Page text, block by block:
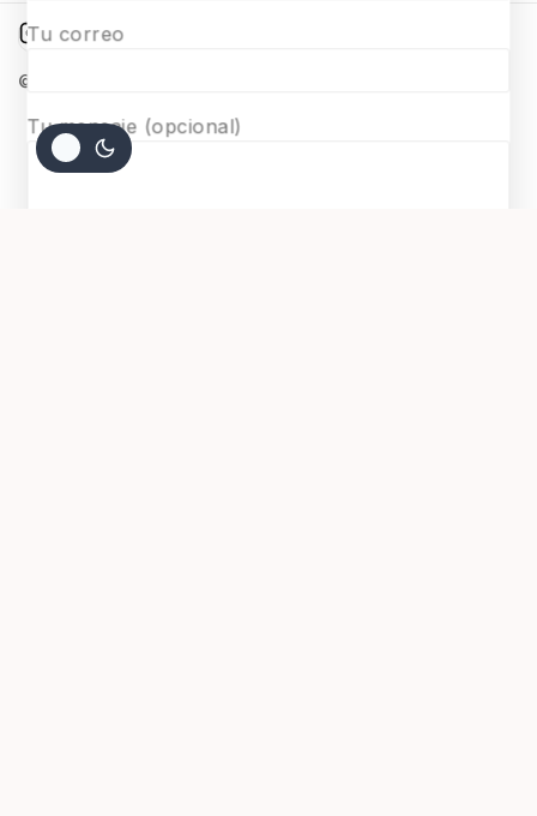
© 2026 Surmaquetas
Tu correo
Tu mensaje (opcional)